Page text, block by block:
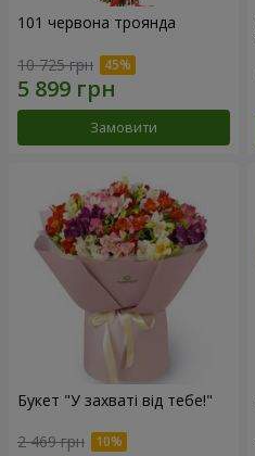
101 червона троянда
10 725 грн
Замовити
Букет "У захваті від тебе!"
2 469 грн